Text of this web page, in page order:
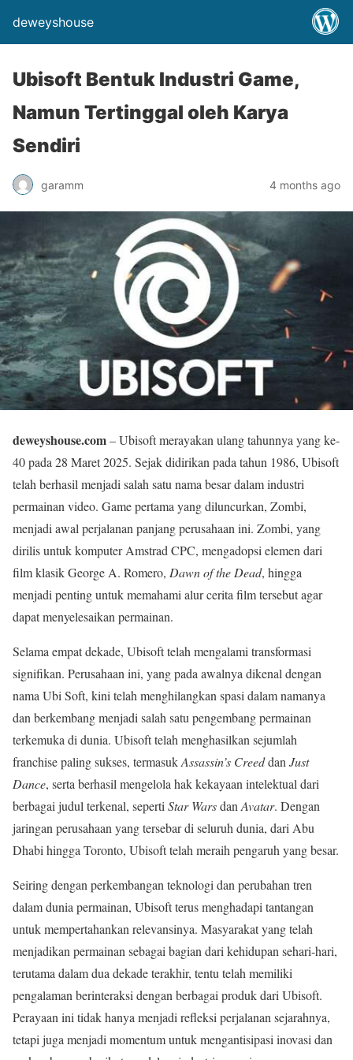
deweyshouse
Ubisoft Bentuk Industri Game,
Namun Tertinggal oleh Karya
Sendiri
garamm 4 months ago
deweyshouse.com– Ubisoft merayakan ulang tahunnya yang ke-
40 pada 28 Maret 2025. Sejak didirikan pada tahun 1986, Ubisoft
telah berhasil menjadi salah satu nama besar dalam industri
permainan video. Game pertama yang diluncurkan, Zombi,
menjadi awal perjalanan panjang perusahaan ini. Zombi, yang
dirilis untuk komputer Amstrad CPC, mengadopsi elemen dari
film klasik George A. Romero, Dawn of the Dead, hingga
menjadi penting untuk memahami alur cerita film tersebut agar
dapat menyelesaikan permainan.
Selama empat dekade, Ubisoft telah mengalami transformasi
signifikan. Perusahaan ini, yang pada awalnya dikenal dengan
nama Ubi Soft, kini telah menghilangkan spasi dalam namanya
dan berkembang menjadi salah satu pengembang permainan
terkemuka di dunia. Ubisoft telah menghasilkan sejumlah
franchise paling sukses, termasukAssassin’s Creeddan Just
Dance, serta berhasil mengelola hak kekayaan intelektual dari
berbagai judul terkenal, seperti Star Warsdan Avatar. Dengan
jaringan perusahaan yang tersebar di seluruh dunia, dari Abu
Dhabi hingga Toronto, Ubisoft telah meraih pengaruh yang besar.
Seiring dengan perkembangan teknologi dan perubahan tren
dalam dunia permainan, Ubisoft terus menghadapi tantangan
untuk mempertahankan relevansinya. Masyarakat yang telah
menjadikan permainan sebagai bagian dari kehidupan sehari-hari,
terutama dalam dua dekade terakhir, tentu telah memiliki
pengalaman berinteraksi dengan berbagai produk dari Ubisoft.
Perayaan ini tidak hanya menjadi refleksi perjalanan sejarahnya,
tetapi juga menjadi momentum untuk mengantisipasi inovasi dan